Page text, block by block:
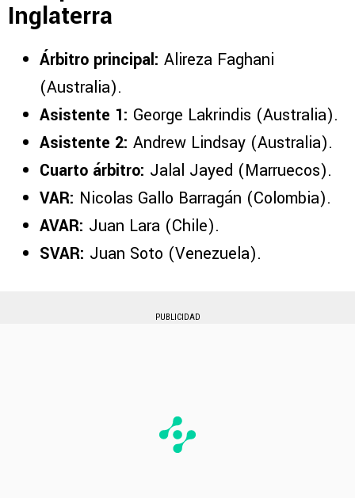
Inglaterra
Árbitro principal: Alireza Faghani
(Australia).
Asistente 1: George Lakrindis (Australia).
Asistente 2: Andrew Lindsay (Australia).
Cuarto árbitro: Jalal Jayed (Marruecos).
VAR: Nicolas Gallo Barragán (Colombia).
AVAR: Juan Lara (Chile).
SVAR: Juan Soto (Venezuela).
PUBLICIDAD